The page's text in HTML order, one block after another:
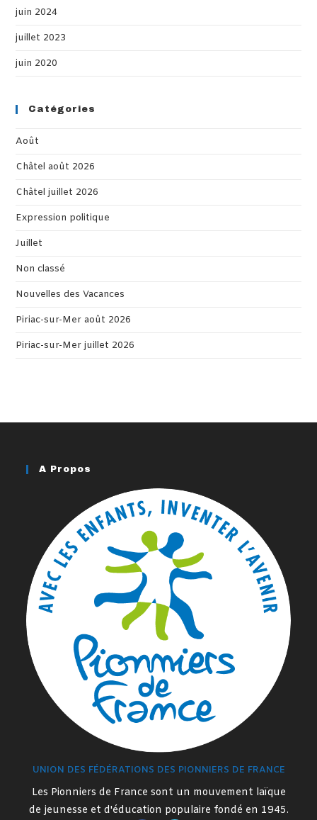
juin 2024
juillet 2023
juin 2020
Catégories
Août
Châtel août 2026
Châtel juillet 2026
Expression politique
Juillet
Non classé
Nouvelles des Vacances
Piriac-sur-Mer août 2026
Piriac-sur-Mer juillet 2026
A Propos
UNION DES FÉDÉRATIONS DES PIONNIERS DE FRANCE
Les Pionniers de France sont un mouvement laïque
de jeunesse et d'éducation populaire fondé en 1945.